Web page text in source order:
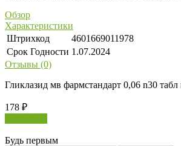
Обзор
Характеристики
Штрихкод
4601669011978
Срок Годности 1.07.2024
Отзывы (0)
Гликлазид мв фармстандарт 0,06 n30
178 ₽
Будь первым